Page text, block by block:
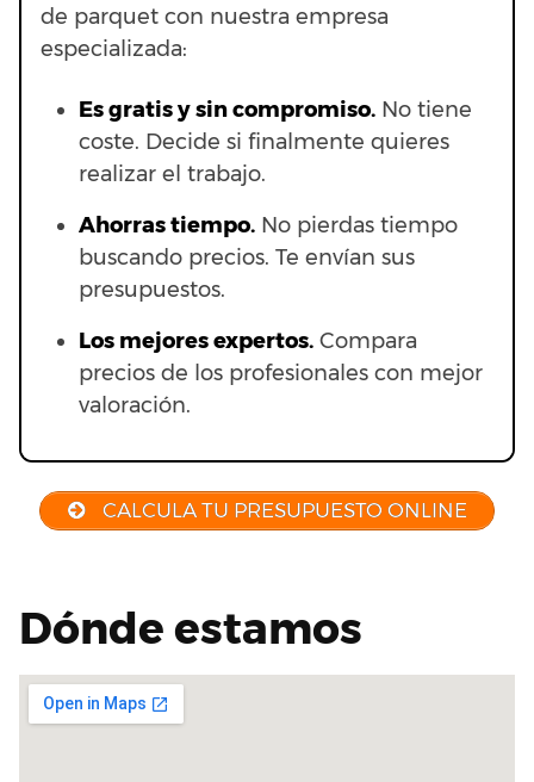
de parquet con nuestra empresa
especializada:
Es gratis y sin compromiso. No tiene
coste. Decide si finalmente quieres
realizar el trabajo.
Ahorras tiempo. No pierdas tiempo
buscando precios. Te envían sus
presupuestos.
Los mejores expertos. Compara
precios de los profesionales con mejor
valoración.
CALCULA TU PRESUPUESTO ONLINE
Dónde estamos